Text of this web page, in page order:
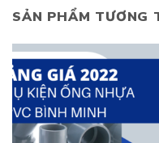
SẢN PHẨM TƯƠNG